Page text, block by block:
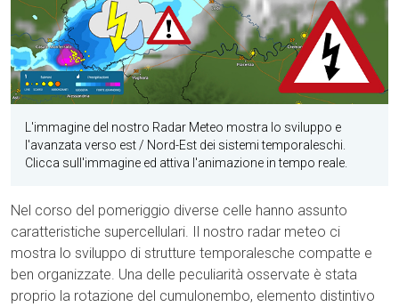
L'immagine del nostro Radar Meteo mostra lo sviluppo e
l'avanzata verso est / Nord-Est dei sistemi temporaleschi.
Clicca sull'immagine ed attiva l'animazione in tempo reale.
Nel corso del pomeriggio diverse celle hanno assunto
caratteristiche supercellulari. Il nostro radar meteo ci
mostra lo sviluppo di strutture temporalesche compatte e
ben organizzate. Una delle peculiarità osservate è stata
proprio la rotazione del cumulonembo, elemento distintivo